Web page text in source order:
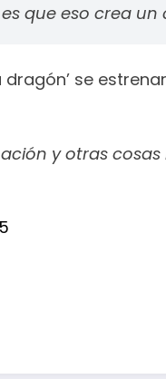
que eso crea un
se
y otras